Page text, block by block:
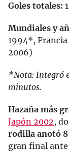
Goles totales:
Mundiales y
1994*,
2006)
*Nota: Integró
minutos.
Hazaña más
Japón 2002,
rodilla anotó 8
gran final